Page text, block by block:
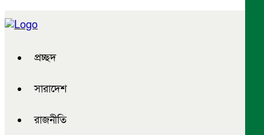
প্রচ্ছদ
সারাদেশ
রাজনীতি